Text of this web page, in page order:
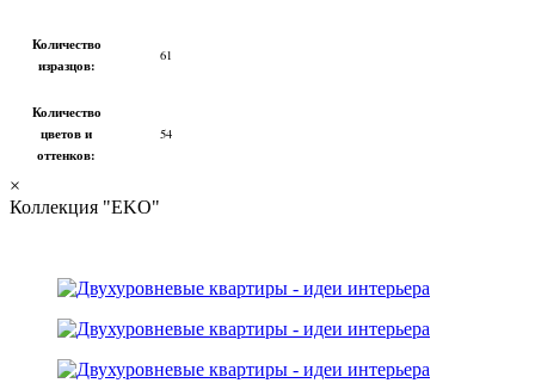
Количество
изразцов:
61
Количество
цветов и
оттенков:
54
×
Коллекция "EKO"